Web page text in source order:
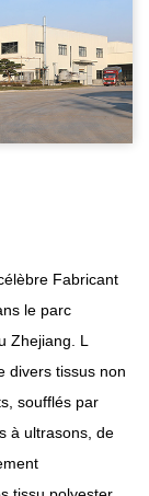
Fabricant
le parc
Zhejiang. L
divers tissus non
soufflés par
à ultrasons, de